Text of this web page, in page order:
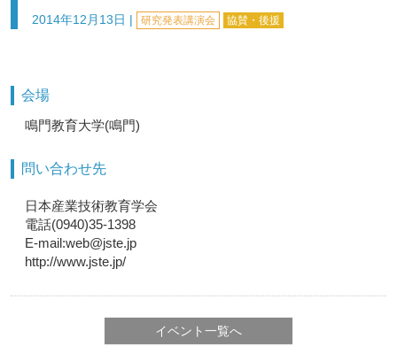
2014年12月13日 | 研究発表講演会 協賛・後援
会場
鳴門教育大学(鳴門)
問い合わせ先
日本産業技術教育学会
電話(0940)35-1398
E-mail:web@jste.jp
http://www.jste.jp/
イベント一覧へ